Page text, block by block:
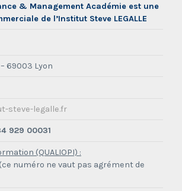
& Management Académie est une
de l’Institut Steve LEGALLE
69003 Lyon
steve-legalle.fr
929 00031
(QUALIOPI) :
(ce numéro ne vaut pas agrément de